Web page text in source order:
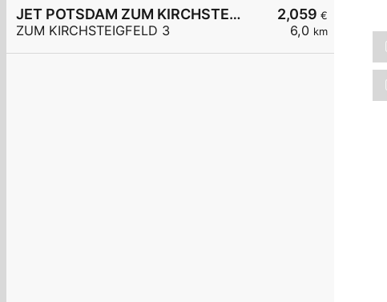
2,059 €
6,0 km
JET POTSDAM ZUM KIRCHSTEIGFELD 3
ZUM KIRCHSTEIGFELD 3